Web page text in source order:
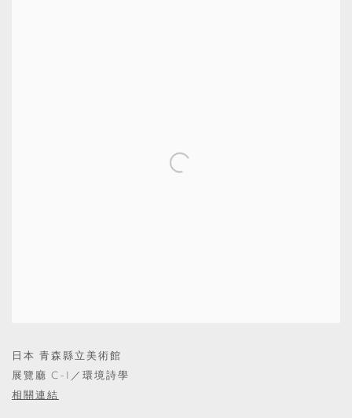
日本 青森縣立美術館
展覽廳 C-I／環境詩學
相關連結